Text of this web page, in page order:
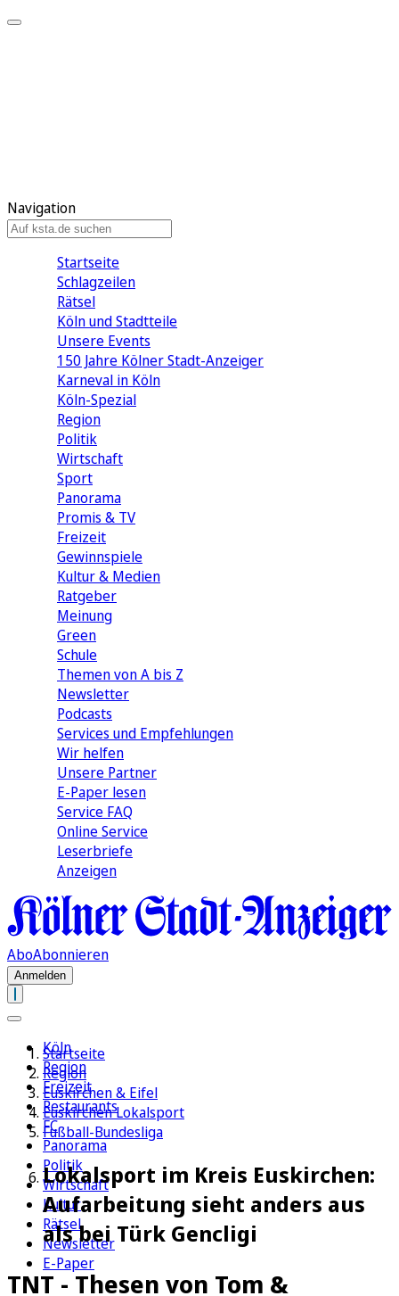
Navigation
Startseite
Schlagzeilen
Rätsel
Köln und Stadtteile
Unsere Events
150 Jahre Kölner Stadt-Anzeiger
Karneval in Köln
Köln-Spezial
Region
Politik
Wirtschaft
Sport
Panorama
Promis & TV
Freizeit
Gewinnspiele
Kultur & Medien
Ratgeber
Meinung
Green
Schule
Themen von A bis Z
Newsletter
Podcasts
Services und Empfehlungen
Wir helfen
Unsere Partner
E-Paper lesen
Service FAQ
Online Service
Leserbriefe
Anzeigen
AboAbonnieren
Anmelden
Köln
Region
Freizeit
Restaurants
FC
Panorama
Politik
Wirtschaft
Kultur
Rätsel
Newsletter
E-Paper
Startseite
Region
Euskirchen & Eifel
Euskirchen Lokalsport
Fußball-Bundesliga
Lokalsport im Kreis Euskirchen:
Aufarbeitung sieht anders aus
als bei Türk Gencligi
TNT - Thesen von Tom &